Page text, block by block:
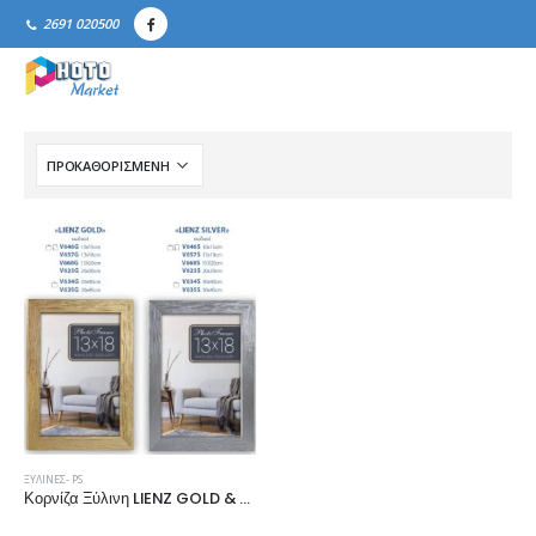
2691 020500
ΞΎΛΙΝΕΣ- PS
Κορνίζα Ξύλινη LIENZ GOLD & LIENZ SILVER